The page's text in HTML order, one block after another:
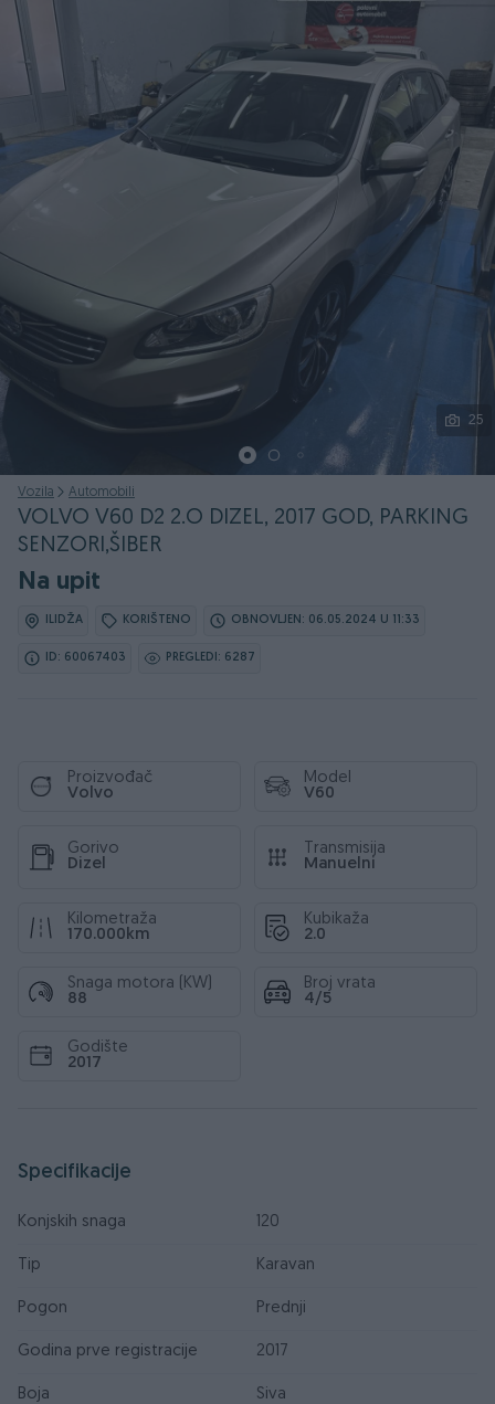
25
Vozila Automobili
VOLVO V60 D2 2.O DIZEL, 2017 GOD, PARKING
SENZORI,ŠIBER
Na upit
ILIDŽA KORIŠTENO OBNOVLJEN: 06.05.2024 U 11:33
ID: 60067403 PREGLEDI: 6287
Proizvođač
Volvo
Model
V60
Gorivo
Dizel
Transmisija
Manuelni
Kilometraža
170.000km
Kubikaža
2.0
Snaga motora (KW)
88
Broj vrata
4/5
Godište
2017
Specifikacije
Konjskih snaga 120
Tip Karavan
Pogon Prednji
Godina prve registracije 2017
Boja Siva